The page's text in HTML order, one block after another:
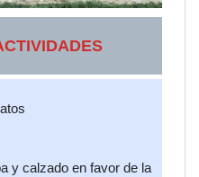
y calzado en favor de la